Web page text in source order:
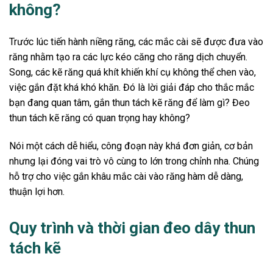
không?
Trước lúc tiến hành niềng răng, các mắc cài sẽ được đưa vào
răng nhằm tạo ra các lực kéo căng cho răng dịch chuyển.
Song, các kẽ răng quá khít khiến khí cụ không thể chen vào,
việc gắn đặt khá khó khăn. Đó là lời giải đáp cho thắc mắc
bạn đang quan tâm, gắn thun tách kẽ răng để làm gì? Đeo
thun tách kẽ răng có quan trọng hay không?
Nói một cách dễ hiểu, công đoạn này khá đơn giản, cơ bản
nhưng lại đóng vai trò vô cùng to lớn trong chỉnh nha. Chúng
hỗ trợ cho việc gắn khâu mắc cài vào răng hàm dễ dàng,
thuận lợi hơn.
Quy trình và thời gian đeo dây thun
tách kẽ